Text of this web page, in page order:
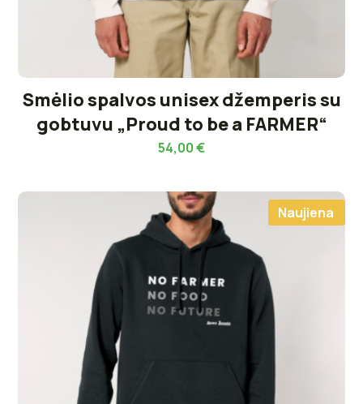
Smėlio spalvos unisex džemperis su
gobtuvu „Proud to be a FARMER“
54,00€
Naujiena